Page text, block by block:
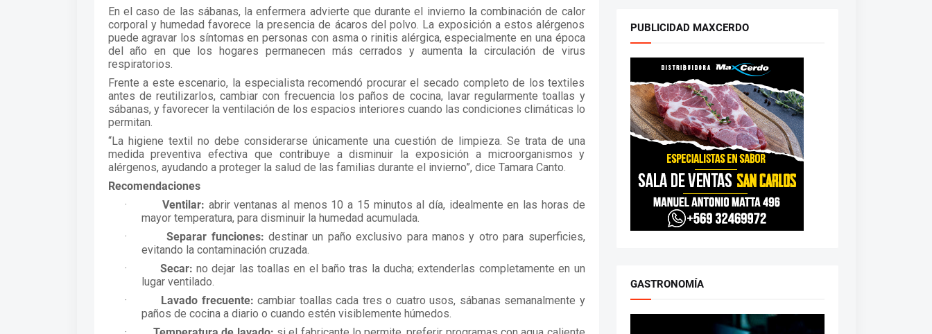
En el caso de las sábanas, la enfermera advierte que durante el invierno la combinación de calor
corporal y humedad favorece la presencia de ácaros del polvo. La exposición a estos alérgenos
puede agravar los síntomas en personas con asma o rinitis alérgica, especialmente en una época
del año en que los hogares permanecen más cerrados y aumenta la circulación de virus
respiratorios.
Frente a este escenario, la especialista recomendó procurar el secado completo de los textiles
antes de reutilizarlos, cambiar con frecuencia los paños de cocina, lavar regularmente toallas y
sábanas, y favorecer la ventilación de los espacios interiores cuando las condiciones climáticas lo
permitan.
“La higiene textil no debe considerarse únicamente una cuestión de limpieza. Se trata de una
medida preventiva efectiva que contribuye a disminuir la exposición a microorganismos y
alérgenos, ayudando a proteger la salud de las familias durante el invierno”, dice Tamara Canto.
Recomendaciones
·
Ventilar: abrir ventanas al menos 10 a 15 minutos al día, idealmente en las horas de
mayor temperatura, para disminuir la humedad acumulada.
·
Separar funciones: destinar un paño exclusivo para manos y otro para superficies,
evitando la contaminación cruzada.
·
Secar: no dejar las toallas en el baño tras la ducha; extenderlas completamente en un
lugar ventilado.
·
Lavado frecuente: cambiar toallas cada tres o cuatro usos, sábanas semanalmente y
paños de cocina a diario o cuando estén visiblemente húmedos.
PUBLICIDAD MAXCERDO
GASTRONOMÍA